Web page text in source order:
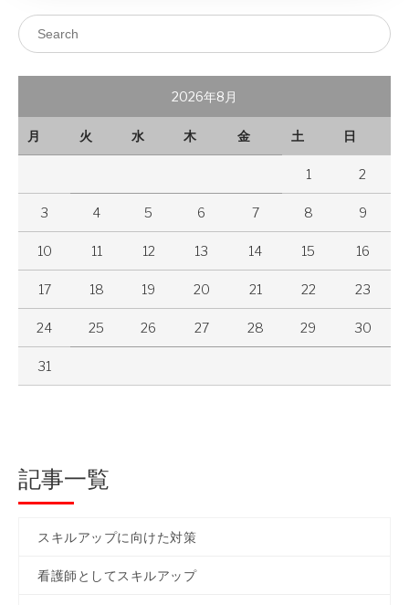
2026年8月
月 火 水 木 金 土 日
1 2
3 4 5 6 7 8 9
10 11 12 13 14 15 16
17 18 19 20 21 22 23
24 25 26 27 28 29 30
31
記事一覧
スキルアップに向けた対策
看護師としてスキルアップ